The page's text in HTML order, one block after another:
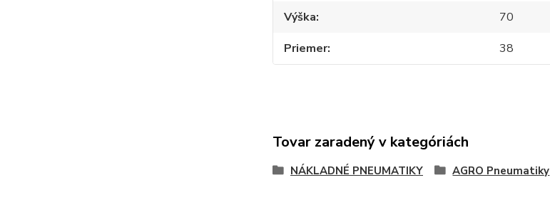
Výška
70
Priemer
38
Tovar zaradený v kategóriách
NÁKLADNÉ PNEUMATIKY AGRO Pneumatiky